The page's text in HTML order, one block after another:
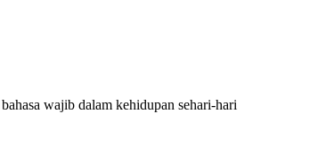
wajib dalam kehidupan sehari-hari